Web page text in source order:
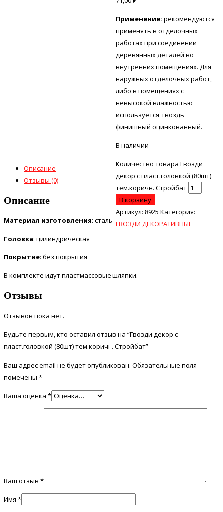
Применение: рекомендуются
применять в отделочных
работах при соединении
деревянных деталей во
внутренних помещениях. Для
наружных отделочных работ,
либо в помещениях с
невысокой влажностью
используется гвоздь
финишный оцинкованный.
В наличии
Количество товара Гвозди
декор с пласт.головкой (80шт)
тем.коричн. Стройбат
В корзину
Артикул: 8925 Категория:
ГВОЗДИ ДЕКОРАТИВНЫЕ
Описание
Отзывы (0)
Описание
Материал изготовления: сталь
Головка: цилиндрическая
Покрытие: без покрытия
В комплекте идут пластмассовые шляпки.
Отзывы
Отзывов пока нет.
Будьте первым, кто оставил отзыв на “Гвозди декор с
пласт.головкой (80шт) тем.коричн. Стройбат”
Ваш адрес email не будет опубликован. Обязательные поля
помечены *
Ваша оценка *
Ваш отзыв *
Имя *